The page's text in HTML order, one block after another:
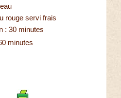
rouge servi frais
: 30 minutes
minutes